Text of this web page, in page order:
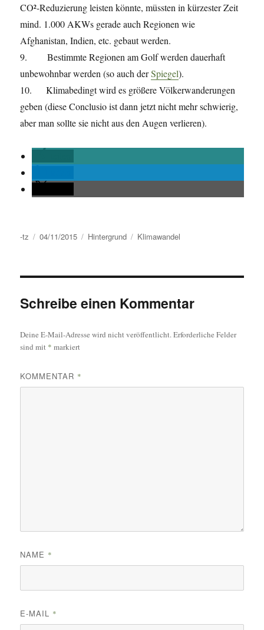
CO²-Reduzierung leisten könnte, müssten in kürzester Zeit
mind. 1.000 AKWs gerade auch Regionen wie
Afghanistan, Indien, etc. gebaut werden.
9. Bestimmte Regionen am Golf werden dauerhaft
unbewohnbar werden (so auch derSpiegel).
10. Klimabedingt wird es größere Völkerwanderungen
geben (diese Conclusio ist dann jetzt nicht mehr schwierig,
aber man sollte sie nicht aus den Augen verlieren).
Autor
-tz
Veröffentlicht
04/11/2015 Kategorien
Hintergrund Schlagwörter
Klimawandel
Schreibe einen Kommentar
Deine E-Mail-Adresse wird nicht veröffentlicht.Erforderliche Felder
sind mit * markiert
KOMMENTAR *
NAME *
E-MAIL *